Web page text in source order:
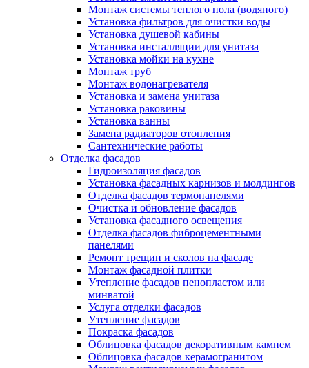
Монтаж системы теплого пола (водяного)
Установка фильтров для очистки воды
Установка душевой кабины
Установка инсталляции для унитаза
Установка мойки на кухне
Монтаж труб
Монтаж водонагревателя
Установка и замена унитаза
Установка раковины
Установка ванны
Замена радиаторов отопления
Сантехнические работы
Отделка фасадов
Гидроизоляция фасадов
Установка фасадных карнизов и молдингов
Отделка фасадов термопанелями
Очистка и обновление фасадов
Установка фасадного освещения
Отделка фасадов фиброцементными
панелями
Ремонт трещин и сколов на фасаде
Монтаж фасадной плитки
Утепление фасадов пенопластом или
минватой
Услуга отделки фасадов
Утепление фасадов
Покраска фасадов
Облицовка фасадов декоративным камнем
Облицовка фасадов керамогранитом